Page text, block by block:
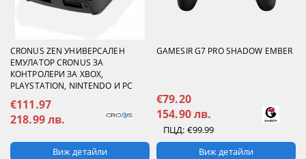
CRONUS ZEN УНИВЕРСАЛЕН
ЕМУЛАТОР CRONUS ЗА
КОНТРОЛЕРИ ЗА XBOX,
PLAYSTATION, NINTENDO И PC
€111.97
218.99 лв.
Виж детайли
GAMESIR G7 PRO SHADOW EMBER
€79.20
154.90 лв.
ПЦД: €99.99
Виж детайли